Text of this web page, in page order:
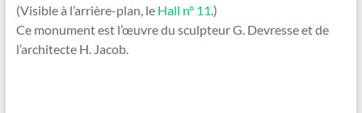
(Visible à l’arrière-plan, le Hall n° 11.)
Ce monument est l’œuvre du sculpteur G. Devresse et de
l’architecte H. Jacob.